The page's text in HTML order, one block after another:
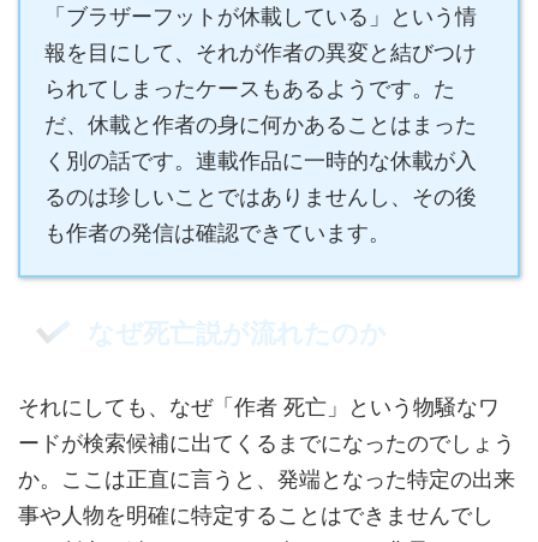
「ブラザーフットが休載している」という情
報を目にして、それが作者の異変と結びつけ
られてしまったケースもあるようです。た
だ、休載と作者の身に何かあることはまった
く別の話です。連載作品に一時的な休載が入
るのは珍しいことではありませんし、その後
も作者の発信は確認できています。
なぜ死亡説が流れたのか
それにしても、なぜ「作者 死亡」という物騒なワ
ードが検索候補に出てくるまでになったのでしょう
か。ここは正直に言うと、発端となった特定の出来
事や人物を明確に特定することはできませんでし